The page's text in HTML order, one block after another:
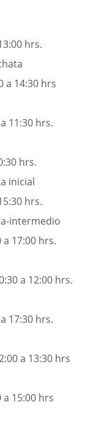
hrs.
a 14:30 hrs
11:30 hrs.
hrs.
inicial
hrs.
intermedio
17:00 hrs.
a 12:00 hrs.
17:30 hrs.
a 13:30 hrs
15:00 hrs